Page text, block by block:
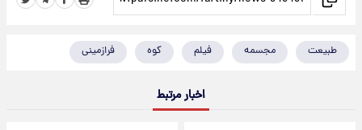
طبیعت مجسمه فیلم کوه فرازمینی
اخبار مرتبط